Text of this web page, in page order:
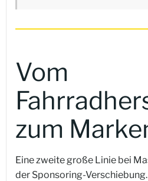
Vom
zum
Eine zweite große Linie bei
der Sponsoring-